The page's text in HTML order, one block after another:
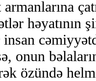
həyatının
onun
özündə